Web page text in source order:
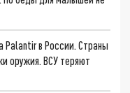
Palantir в России. Страны
оружия. ВСУ теряют